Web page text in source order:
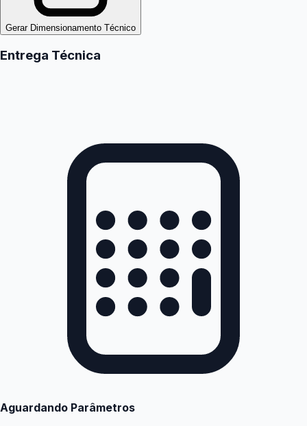
Gerar Dimensionamento Técnico
Entrega Técnica
Aguardando Parâmetros